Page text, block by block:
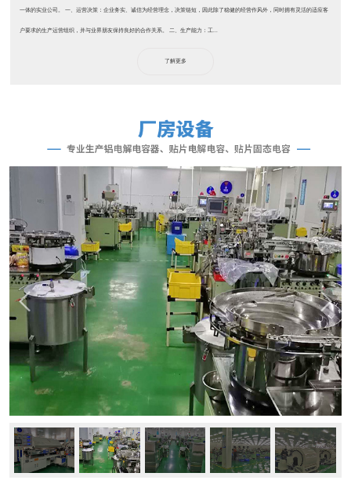
一体的实业公司。 一、运营决策：企业务实、诚信为经营理念，决策链短，因此除了稳健的经营作风外，同时拥有灵活的适应客
户要求的生产运营组织，并与业界朋友保持良好的合作关系。 二、生产能力：工...
了解更多